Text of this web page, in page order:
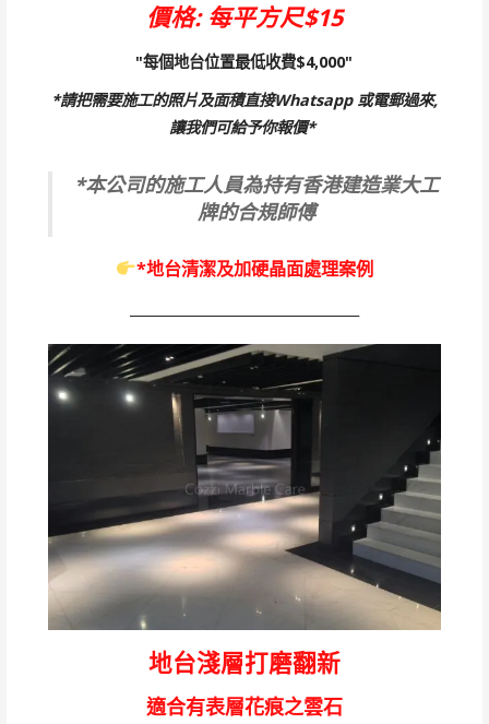
價格: 每平方尺$15
"每個地台位置最低收費$4,000"
*請把需要施工的照片及面積直接Whatsapp 或電郵過來,
讓我們可給予你報價*
*本公司的施工人員為持有香港建造業大工
牌的合規師傅
*地台清潔及加硬晶面處理案例
地台淺層打磨翻新
適合有表層花痕之雲石